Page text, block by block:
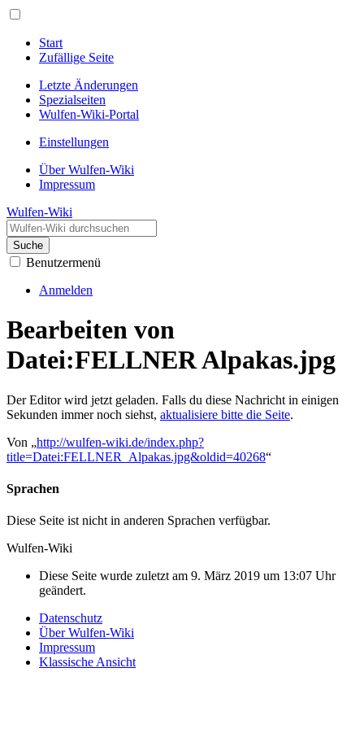
Start
Zufällige Seite
Letzte Änderungen
Spezialseiten
Wulfen-Wiki-Portal
Einstellungen
Über Wulfen-Wiki
Impressum
Wulfen-Wiki
Suche
Benutzermenü
Anmelden
Bearbeiten von
Datei:FELLNER Alpakas.jpg
Der Editor wird jetzt geladen. Falls du diese Nachricht in einigen
Sekunden immer noch siehst, aktualisiere bitte die Seite.
Von „http://wulfen-wiki.de/index.php?
title=Datei:FELLNER_Alpakas.jpg&oldid=40268“
Sprachen
Diese Seite ist nicht in anderen Sprachen verfügbar.
Wulfen-Wiki
Diese Seite wurde zuletzt am 9. März 2019 um 13:07 Uhr
geändert.
Datenschutz
Über Wulfen-Wiki
Impressum
Klassische Ansicht